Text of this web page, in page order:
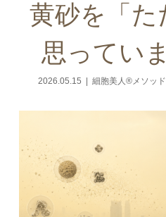
黄砂を「た
思ってい
2026.05.15 細胞美人®メソッド